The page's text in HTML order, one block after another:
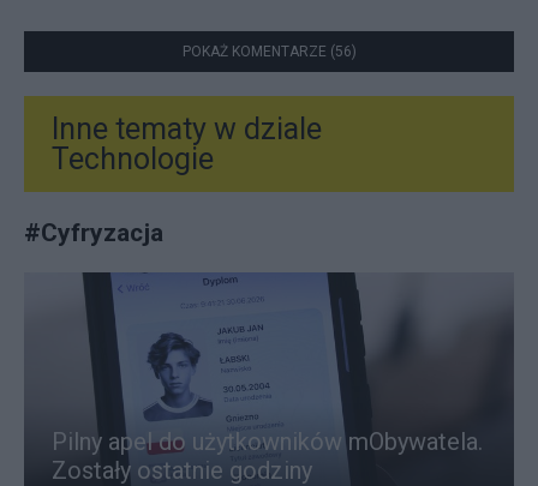
POKAŻ KOMENTARZE (56)
Inne tematy w dziale
Technologie
#Cyfryzacja
Pilny apel do użytkowników mObywatela.
Zostały ostatnie godziny